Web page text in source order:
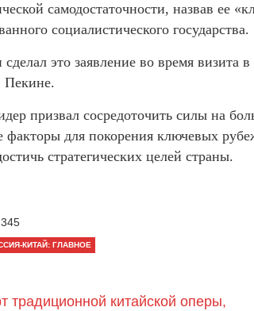
самодостаточности, назвав ее
социалистического государства.
это заявление во время
Пекине.
призвал сосредоточить силы на
факторы для покорения ключевых
стратегических целей страны.
КИТАЙ: ГЛАВНОЕ
традиционной китайской оперы,